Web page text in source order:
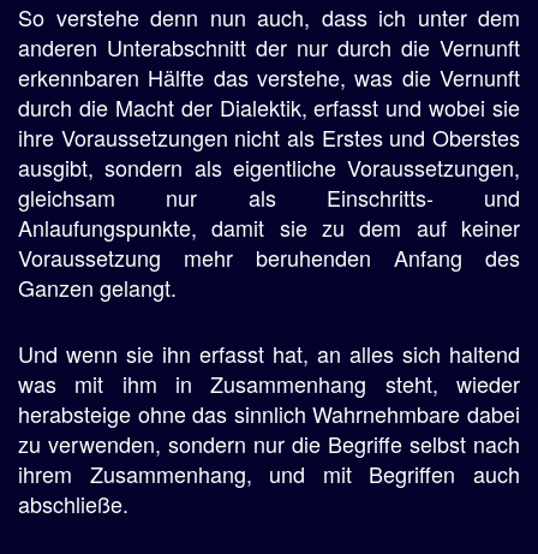
So verstehe denn nun auch, dass ich unter dem
anderen Unterabschnitt der nur durch die Vernunft
erkennbaren Hälfte das verstehe, was die Vernunft
durch die Macht der Dialektik, erfasst und wobei sie
ihre Voraussetzungen nicht als Erstes und Oberstes
ausgibt, sondern als eigentliche Voraussetzungen,
gleichsam nur als Einschritts- und
Anlaufungspunkte, damit sie zu dem auf keiner
Voraussetzung mehr beruhenden Anfang des
Ganzen gelangt.
Und wenn sie ihn erfasst hat, an alles sich haltend
was mit ihm in Zusammenhang steht, wieder
herabsteige ohne das sinnlich Wahrnehmbare dabei
zu verwenden, sondern nur die Begriffe selbst nach
ihrem Zusammenhang, und mit Begriffen auch
abschließe.